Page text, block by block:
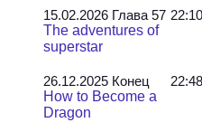
15.02.2026 Глава 57 22:10
The adventures of
superstar
26.12.2025 Конец
22:48
How to Become a
Dragon